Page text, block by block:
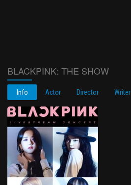
BLACKPINK: THE SHOW
Info Actor Director Writer